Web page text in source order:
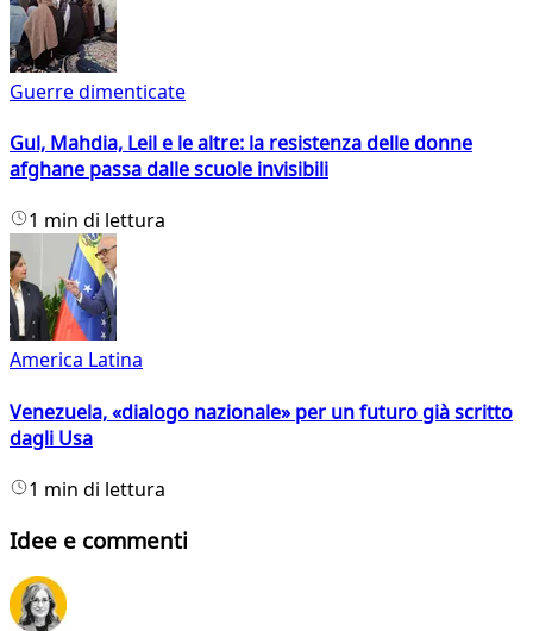
Guerre dimenticate
Gul, Mahdia, Leil e le altre: la resistenza delle donne
afghane passa dalle scuole invisibili
1 min di lettura
America Latina
Venezuela, «dialogo nazionale» per un futuro già scritto
dagli Usa
1 min di lettura
Idee e commenti